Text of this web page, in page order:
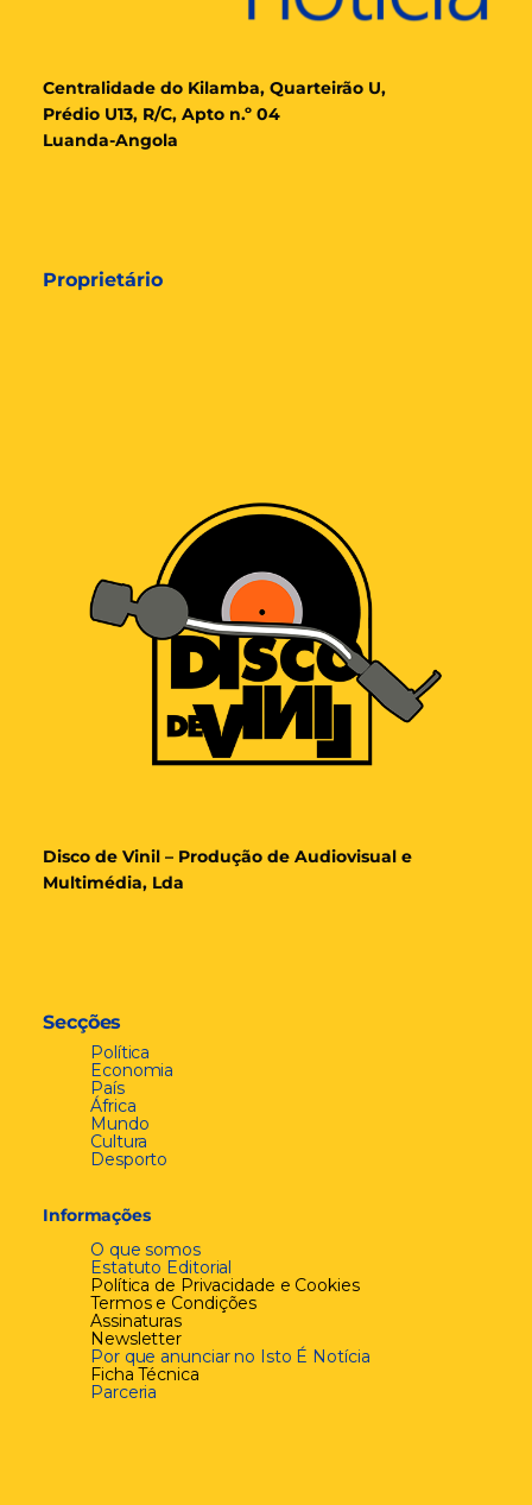
Centralidade do Kilamba, Quarteirão U,
Prédio U13, R/C, Apto n.º 04
Luanda-Angola
Proprietário
Disco de Vinil – Produção de Audiovisual e
Multimédia, Lda
Secções
Política
Economia
País
África
Mundo
Cultura
Desporto
Informações
O que somos
Estatuto Editorial
Política de Privacidade e Cookies
Termos e Condições
Assinaturas
Newsletter
Por que anunciar no Isto É Notícia
Ficha Técnica
Parceria